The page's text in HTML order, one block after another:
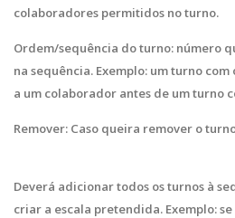
colaboradores permitidos no turno.
Ordem/sequência do turno: número
na sequência. Exemplo: um turno
a um colaborador antes de um turno
Remover: Caso queira remover o
Deverá adicionar todos os turnos à
criar a escala pretendida. Exemplo: